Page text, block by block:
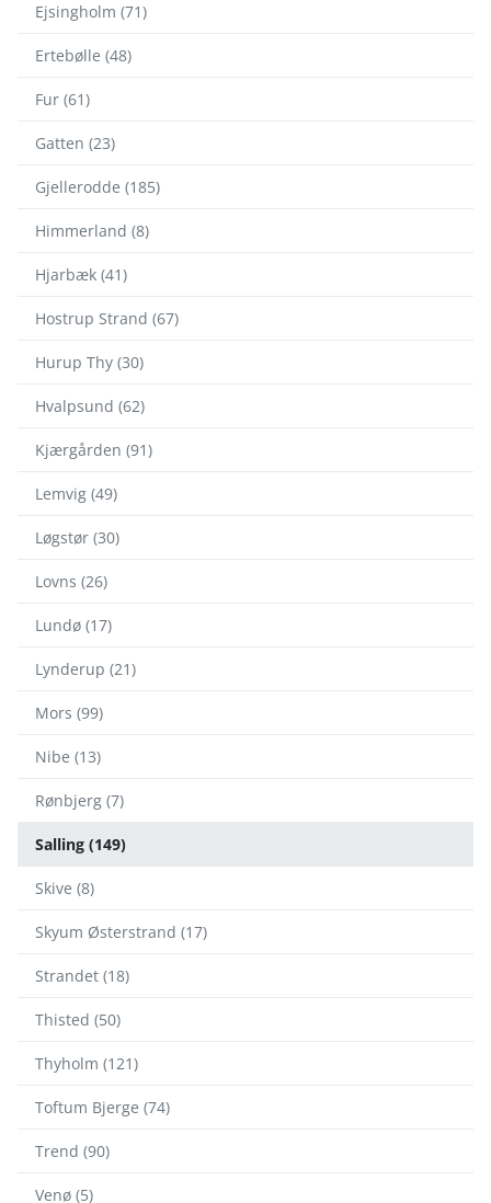
Ejsingholm (71)
Ertebølle (48)
Fur (61)
Gatten (23)
Gjellerodde (185)
Himmerland (8)
Hjarbæk (41)
Hostrup Strand (67)
Hurup Thy (30)
Hvalpsund (62)
Kjærgården (91)
Lemvig (49)
Løgstør (30)
Lovns (26)
Lundø (17)
Lynderup (21)
Mors (99)
Nibe (13)
Rønbjerg (7)
Salling (149)
Skive (8)
Skyum Østerstrand (17)
Strandet (18)
Thisted (50)
Thyholm (121)
Toftum Bjerge (74)
Trend (90)
Venø (5)